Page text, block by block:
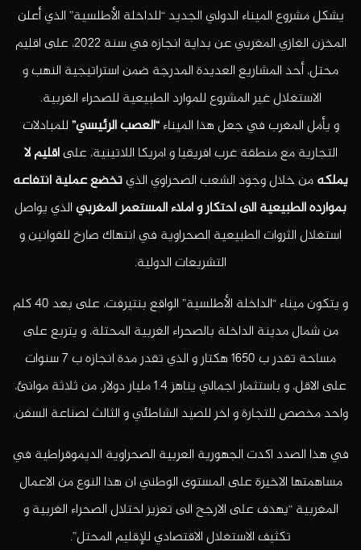
يشكل مشروع الميناء الدولي الجديد “للداخلة الأطلسية” الذي أعلن
المخزن الغازي المغربي عن بداية انجازه في سنة 2022، على اقليم
محتل، أحد المشاريع العديدة المدرجة ضمن استراتيجية النهب و
الاستغلال غير المشروع للموارد الطبيعية للصحراء الغربية.
و يأمل المغرب في جعل هذا الميناء“العصب الرئيسي”للمبادلات
التجارية مع منطقة غرب افريقيا و امريكا اللاتينية، علىاقليم لا
يملكهمن خلال وجود الشعب الصحراوي الذيتخضع عملية انتفاعه
بموارده الطبيعية الى احتكار و املاء المستعمر المغربيالذي يواصل
استغلال الثروات الطبيعية الصحراوية في انتهاك صارخ للقوانين و
التشريعات الدولية.
و يتكون ميناء “الداخلة الأطلسية” الواقع بنتيرفت، على بعد 40 كلم
من شمال مدينة الداخلة بالصحراء الغربية المحتلة، و يتربع على
مساحة تقدر ب 1650 هكتار و الذي تقدر مدة انجازه ب 7 سنوات
على الاقل، و باستثمار اجمالي يناهز 1.4 مليار دولار، من ثلاثة موانئ،
واحد مخصص للتجارة و اخر للصيد الشاطئي و الثالث لصناعة السفن.
في هذا الصدد اكدت الجهورية العربية الصحراوية الديموقراطية في
مساهمتها الاخيرة على المستوى الوطني ان هذا النوع من الاعمال
المغربية “يهدف على الارجح الى تعزيز احتلال الصحراء الغربية و
تكثيف الاستغلال الاقتصادي للإقليم المحتل”.